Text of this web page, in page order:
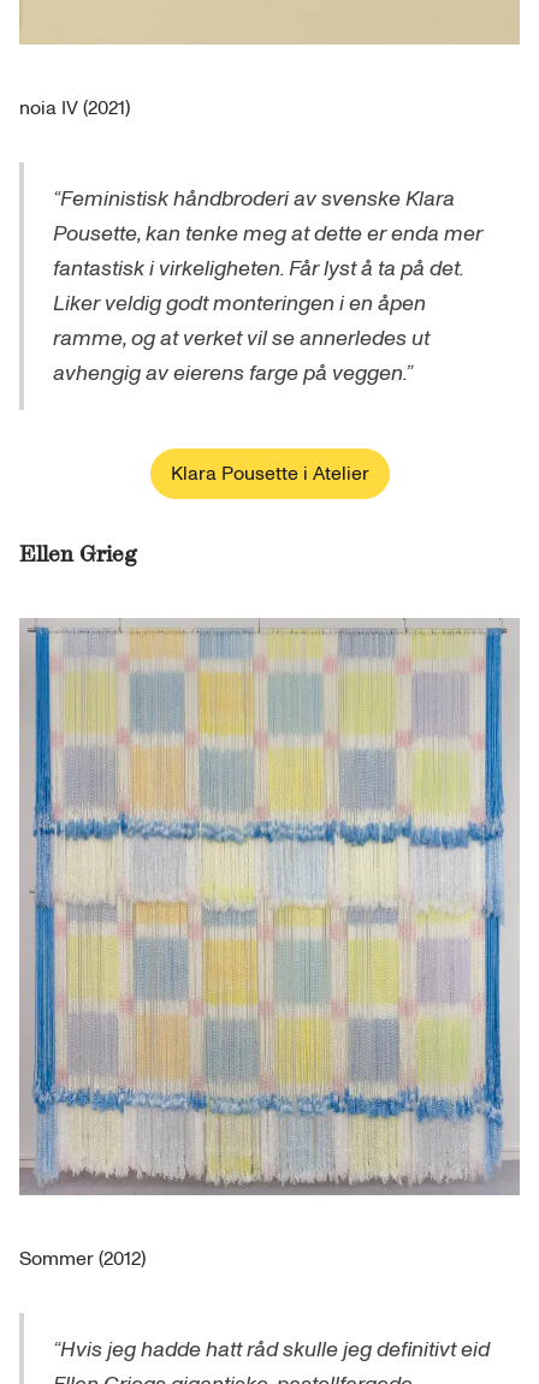
noia IV (2021)
“Feministisk håndbroderi av svenske Klara
Pousette, kan tenke meg at dette er enda mer
fantastisk i virkeligheten. Får lyst å ta på det.
Liker veldig godt monteringen i en åpen
ramme, og at verket vil se annerledes ut
avhengig av eierens farge på veggen.”
Klara Pousette i Atelier
Ellen Grieg
Sommer (2012)
“Hvis jeg hadde hatt råd skulle jeg definitivt eid